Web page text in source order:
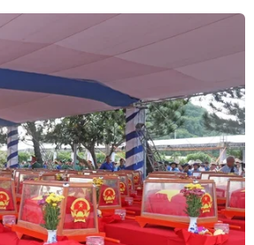
South Wales của Australia, gần
xét nghiệm COVID-19 cho kết quả
bang Victoria ghi nhận số ca mắc
trước đó.